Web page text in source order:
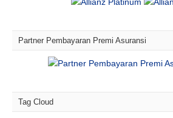
Partner Pembayaran Premi Asuransi
Tag Cloud